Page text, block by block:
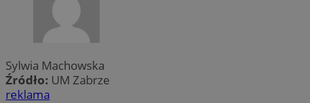
Sylwia Machowska
Źródło: UM Zabrze
reklama